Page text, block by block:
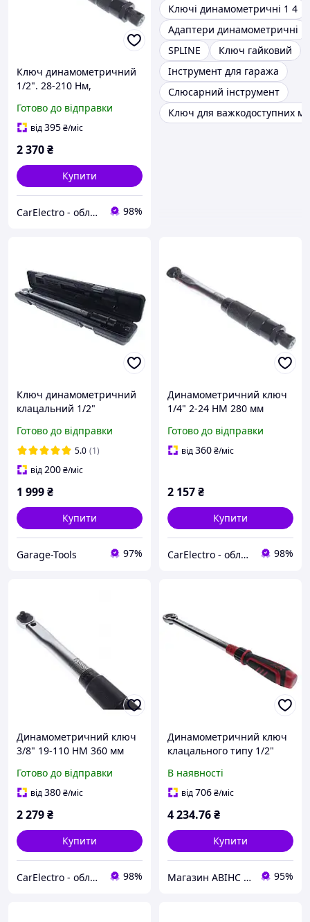
Ключ динамометричний
1/2". 28-210 Нм,
Готово до відправки
від395₴/міс
2 370₴
Купити
CarElectro - обладнання та інструменти для автосервісу 98%
Ключі динамометричні 1 4
Адаптери динамометричні
SPLINE
Ключ гайковий
Інструмент для гаража
Слюсарний інструмент
Ключ для важкодоступних
Ключ динамометричний
клацальний 1/2"
Готово до відправки
5.0 (1)
від200₴/міс
1 999₴
Купити
Garage-Tools 97%
Динамометричний ключ
1/4" 2-24 НМ 280 мм
Готово до відправки
від360₴/міс
2 157₴
Купити
CarElectro - обладнання та інструменти для автосервісу 98%
Динамометричний ключ
3/8" 19-110 НМ 360 мм
Готово до відправки
від380₴/міс
2 279₴
Купити
CarElectro - обладнання та інструменти для автосервісу 98%
Динамометричний ключ
клацального типу 1/2"
В наявності
від706₴/міс
4 234.76₴
Купити
Магазин АВІНС автоінструмент для СТО 95%